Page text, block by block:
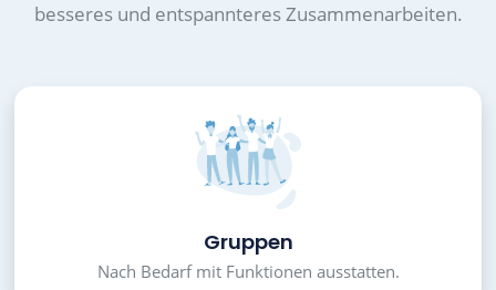
besseres und entspannteres Zusammenarbeiten.
Gruppen
Nach Bedarf mit Funktionen ausstatten.